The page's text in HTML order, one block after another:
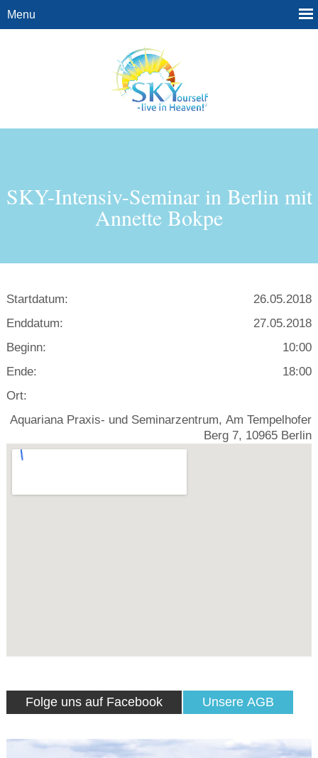
SKY-Intensiv-Seminar in Berlin mit
Annette Bokpe
Startdatum:
26.05.2018
Enddatum:
27.05.2018
Beginn:
10:00
Ende:
18:00
Ort:
Aquariana Praxis- und Seminarzentrum, Am Tempelhofer
Berg 7, 10965 Berlin
Folge uns auf Facebook Unsere AGB